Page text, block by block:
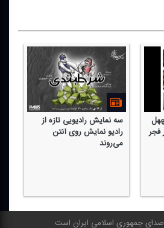
فجر
سه نمایش رادیویی تازه از
رادیو نمایش روی آنتن
می‌روند
جمهوری اسلامی ایران است